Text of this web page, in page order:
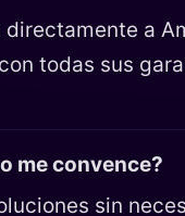
a
todas sus
me convence?
sin